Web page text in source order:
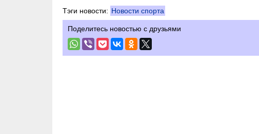
Тэги новости: Новости спорта
Поделитесь новостью с друзьями